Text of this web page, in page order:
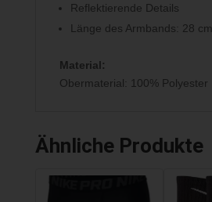
Reflektierende Details
Länge des Armbands: 28 cm
Material:
Obermaterial: 100% Polyester
Ähnliche Produkte